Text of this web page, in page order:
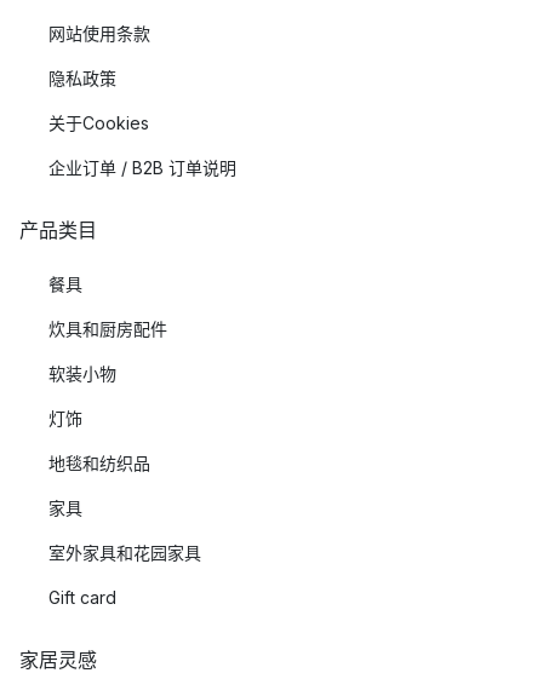
网站使用条款
隐私政策
关于Cookies
企业订单 / B2B 订单说明
产品类目
餐具
炊具和厨房配件
软装小物
灯饰
地毯和纺织品
家具
室外家具和花园家具
Gift card
家居灵感